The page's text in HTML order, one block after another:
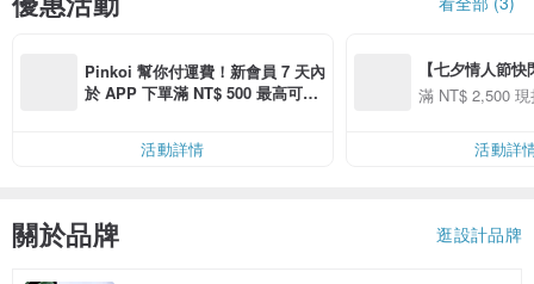
Pinkoi 幫你付運費！新會員 7 天內
於 APP 下單滿 NT$ 500 最高可折
活動詳情
【七夕情人節
用 APP 購買任
滿 NT$ 2,500
活動詳
關於品牌 逛設計品牌